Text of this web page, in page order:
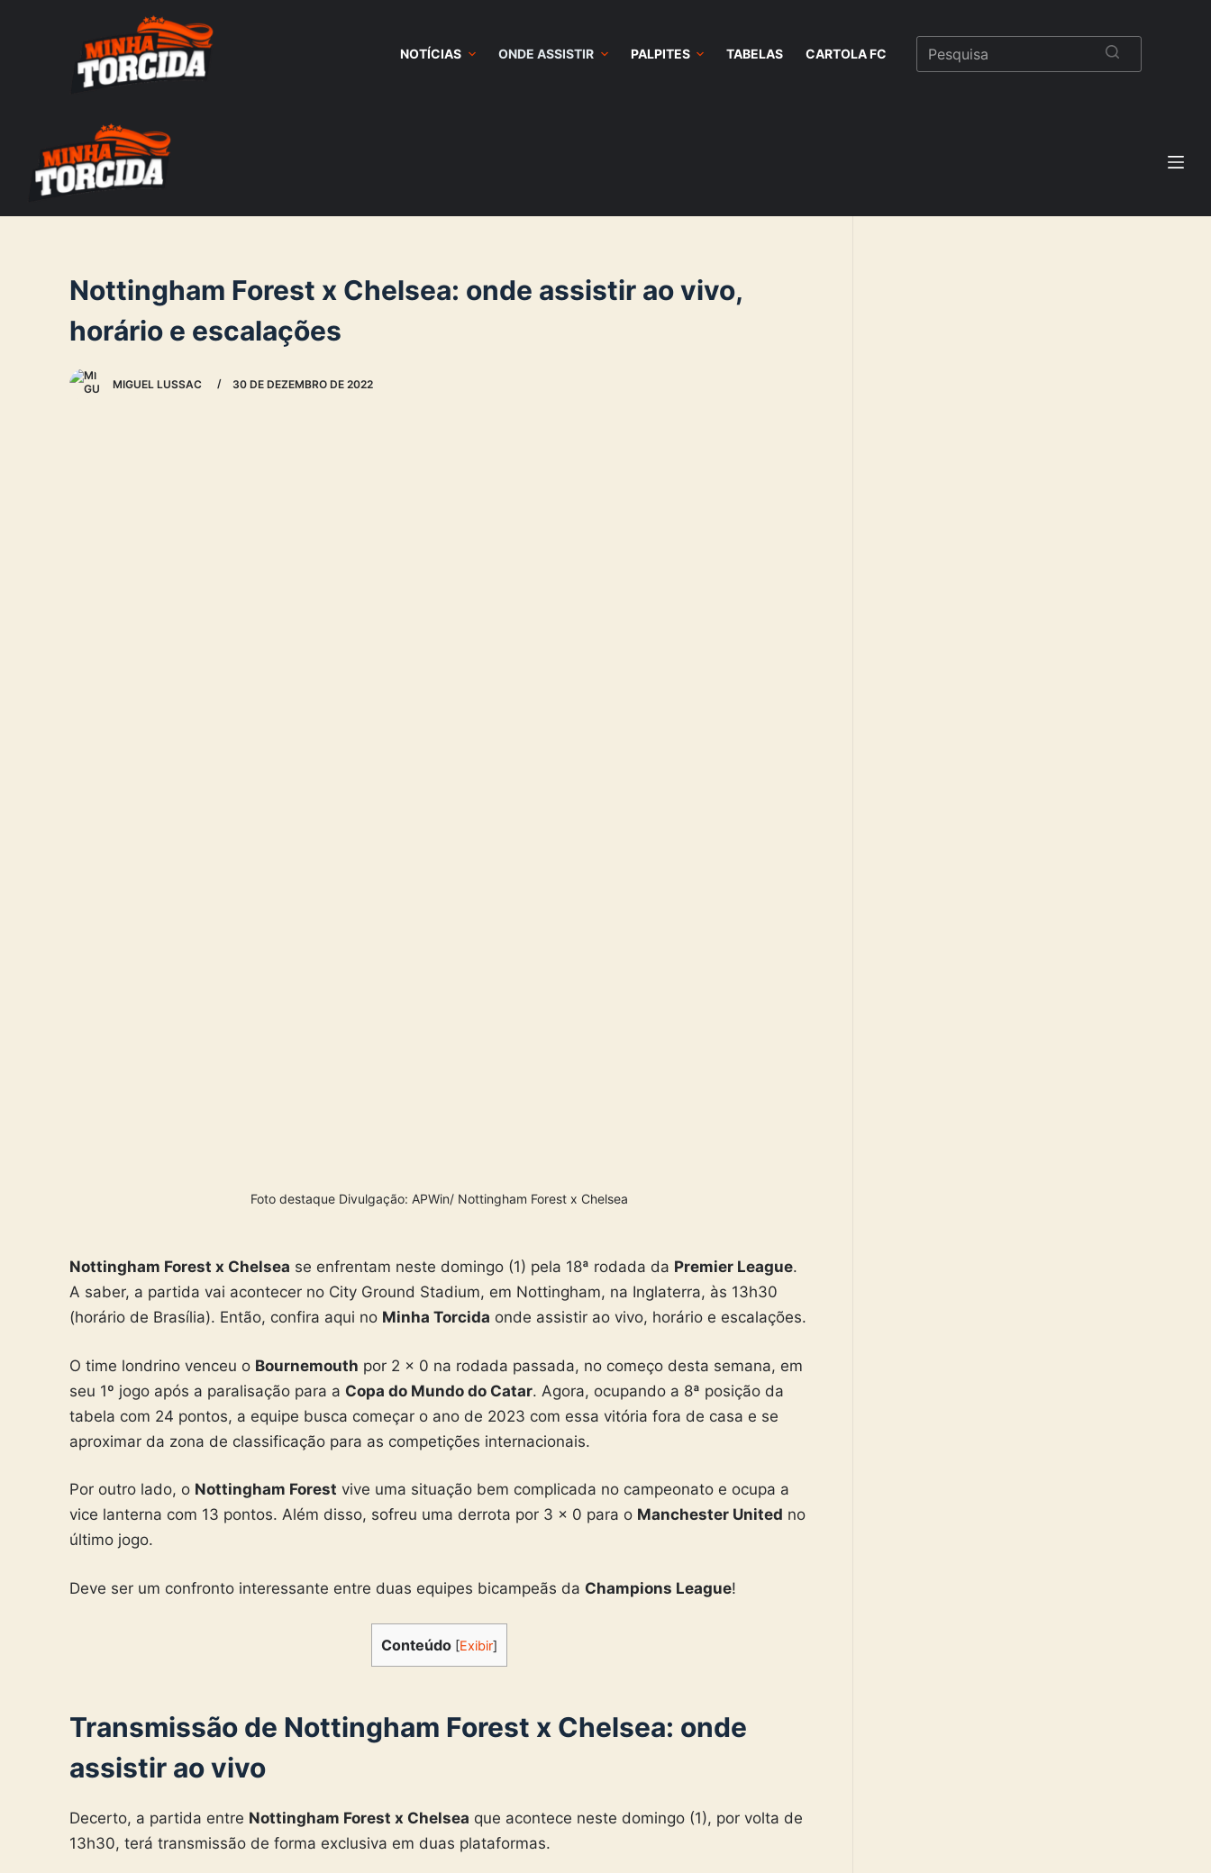
NOTÍCIAS ONDE ASSISTIR PALPITES TABELAS CARTOLA FC
Nottingham Forest x Chelsea: onde assistir ao vivo,
horário e escalações
MIGUEL LUSSAC 30 DE DEZEMBRO DE 2022
Foto destaque Divulgação: APWin/ Nottingham Forest x Chelsea
Nottingham Forest x Chelsea se enfrentam neste domingo (1) pela 18ª rodada da Premier League.
A saber, a partida vai acontecer no City Ground Stadium, em Nottingham, na Inglaterra, às 13h30
(horário de Brasília). Então, confira aqui no Minha Torcida onde assistir ao vivo, horário e escalações.
O time londrino venceu o Bournemouth por 2 x 0 na rodada passada, no começo desta semana, em
seu 1º jogo após a paralisação para a Copa do Mundo do Catar. Agora, ocupando a 8ª posição da
tabela com 24 pontos, a equipe busca começar o ano de 2023 com essa vitória fora de casa e se
aproximar da zona de classificação para as competições internacionais.
Por outro lado, o Nottingham Forest vive uma situação bem complicada no campeonato e ocupa a
vice lanterna com 13 pontos. Além disso, sofreu uma derrota por 3 x 0 para o Manchester United no
último jogo.
Deve ser um confronto interessante entre duas equipes bicampeãs da Champions League!
Conteúdo [Exibir]
Transmissão de Nottingham Forest x Chelsea: onde
assistir ao vivo
Decerto, a partida entre Nottingham Forest x Chelsea que acontece neste domingo (1), por volta de
13h30, terá transmissão de forma exclusiva em duas plataformas.